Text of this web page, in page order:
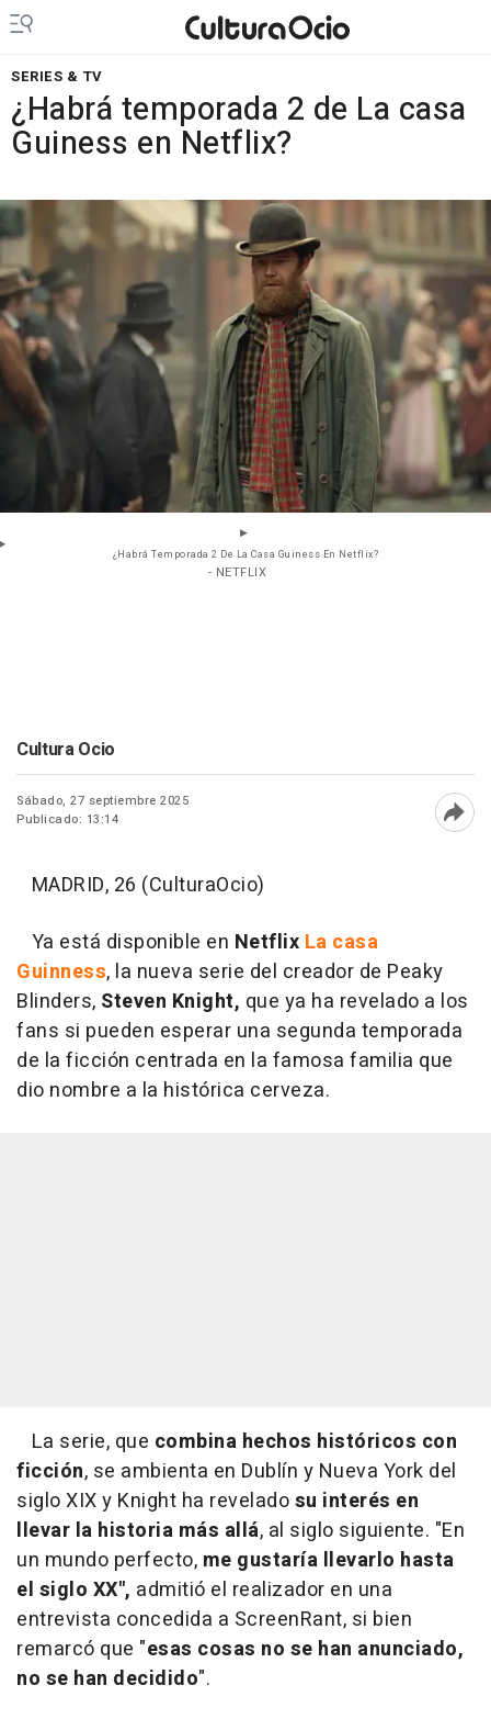
SERIES & TV
¿Habrá temporada 2 de La casa
Guiness en Netflix?
¿Habrá Temporada 2 De La Casa Guiness En Netflix?
- NETFLIX
Cultura Ocio
Sábado, 27 septiembre 2025
Publicado: 13:14
MADRID, 26 (CulturaOcio)
Ya está disponible en Netflix La casa
Guinness, la nueva serie del creador de Peaky
Blinders, Steven Knight, que ya ha revelado a los
fans si pueden esperar una segunda temporada
de la ficción centrada en la famosa familia que
dio nombre a la histórica cerveza.
La serie, que combina hechos históricos con
ficción, se ambienta en Dublín y Nueva York del
siglo XIX y Knight ha reveladosu interés en
llevar la historia más allá, al siglo siguiente. "En
un mundo perfecto, me gustaría llevarlo hasta
el siglo XX", admitió el realizador en una
entrevista concedida a ScreenRant, si bien
remarcó que "esas cosas no se han anunciado,
no se han decidido".